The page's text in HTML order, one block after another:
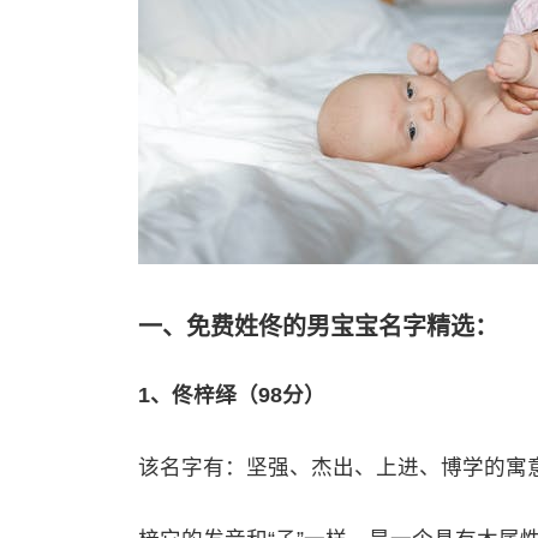
一、免费姓佟的男宝宝名字精选：
1、佟梓绎（98分）
该名字有：坚强、杰出、上进、博学的寓